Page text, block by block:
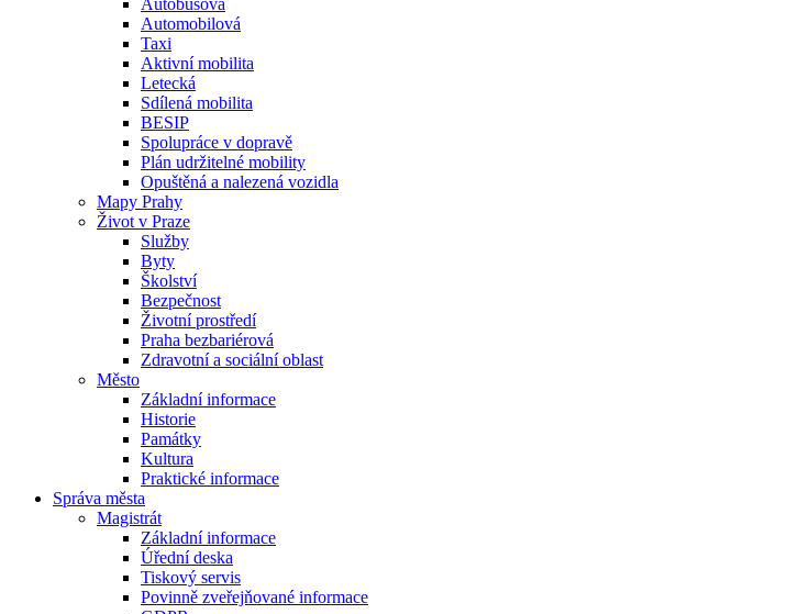
Autobusová
Automobilová
Taxi
Aktivní mobilita
Letecká
Sdílená mobilita
BESIP
Spolupráce v dopravě
Plán udržitelné mobility
Opuštěná a nalezená vozidla
Mapy Prahy
Život v Praze
Služby
Byty
Školství
Bezpečnost
Životní prostředí
Praha bezbariérová
Zdravotní a sociální oblast
Město
Základní informace
Historie
Památky
Kultura
Praktické informace
Správa města
Magistrát
Základní informace
Úřední deska
Tiskový servis
Povinně zveřejňované informace